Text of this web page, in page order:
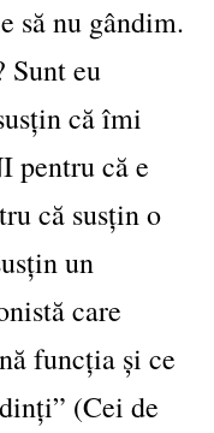
să nu gândim.
Sunt eu
că îmi
pentru că e
că susțin o
un
care
funcția și ce
(Cei de